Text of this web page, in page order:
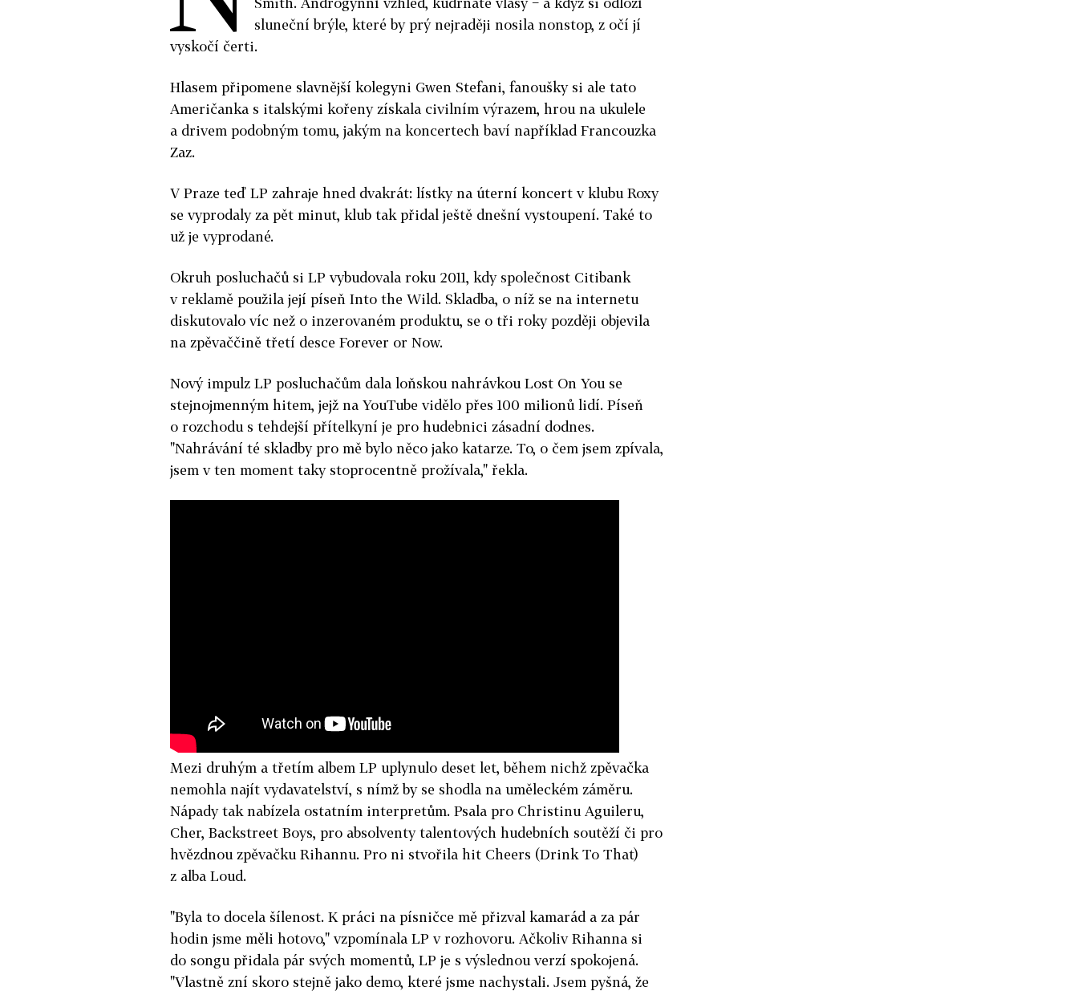
sluneční brýle, které by prý nejraději nosila nonstop, z očí jí
vyskočí čerti.
Hlasem připomene slavnější kolegyni Gwen Stefani, fanoušky si ale tato
Američanka s italskými kořeny získala civilním výrazem, hrou na ukulele
a drivem podobným tomu, jakým na koncertech baví například Francouzka
Zaz.
V Praze teď LP zahraje hned dvakrát: lístky na úterní koncert v klubu Roxy
se vyprodaly za pět minut, klub tak přidal ještě dnešní vystoupení. Také to
už je vyprodané.
Okruh posluchačů si LP vybudovala roku 2011, kdy společnost Citibank
v reklamě použila její píseň Into the Wild. Skladba, o níž se na internetu
diskutovalo víc než o inzerovaném produktu, se o tři roky později objevila
na zpěvaččině třetí desce Forever or Now.
Nový impulz LP posluchačům dala loňskou nahrávkou Lost On You se
stejnojmenným hitem, jejž na YouTube vidělo přes 100 milionů lidí. Píseň
o rozchodu s tehdejší přítelkyní je pro hudebnici zásadní dodnes.
"Nahrávání té skladby pro mě bylo něco jako katarze. To, o čem jsem zpívala,
jsem v ten moment taky stoprocentně prožívala," řekla.
Mezi druhým a třetím albem LP uplynulo deset let, během nichž zpěvačka
nemohla najít vydavatelství, s nímž by se shodla na uměleckém záměru.
Nápady tak nabízela ostatním interpretům. Psala pro Christinu Aguileru,
Cher, Backstreet Boys, pro absolventy talentových hudebních soutěží či pro
hvězdnou zpěvačku Rihannu. Pro ni stvořila hit Cheers (Drink To That)
z alba Loud.
"Byla to docela šílenost. K práci na písničce mě přizval kamarád a za pár
hodin jsme měli hotovo," vzpomínala LP v rozhovoru. Ačkoliv Rihanna si
do songu přidala pár svých momentů, LP je s výslednou verzí spokojená.
"Vlastně zní skoro stejně jako demo, které jsme nachystali. Jsem pyšná, že